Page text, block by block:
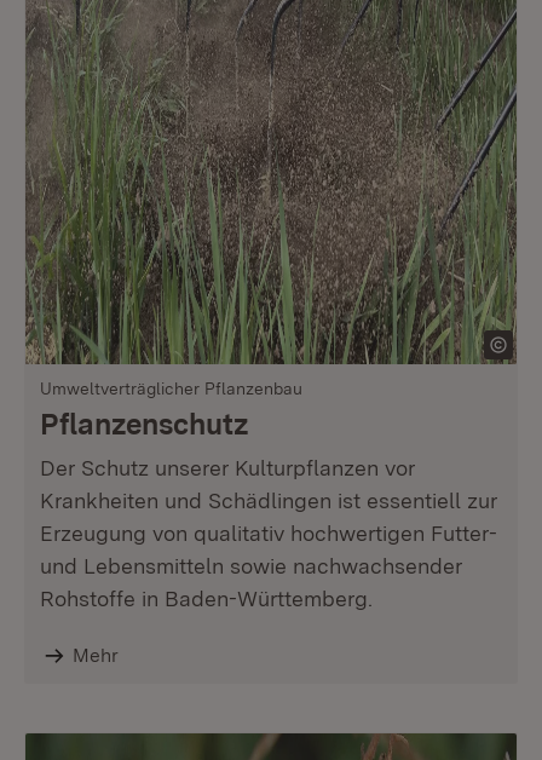
Umweltverträglicher Pflanzenbau
Pflanzenschutz
Der Schutz unserer Kulturpflanzen vor
Krankheiten und Schädlingen ist essentiell zur
Erzeugung von qualitativ hochwertigen Futter-
und Lebensmitteln sowie nachwachsender
Rohstoffe in Baden-Württemberg.
Mehr